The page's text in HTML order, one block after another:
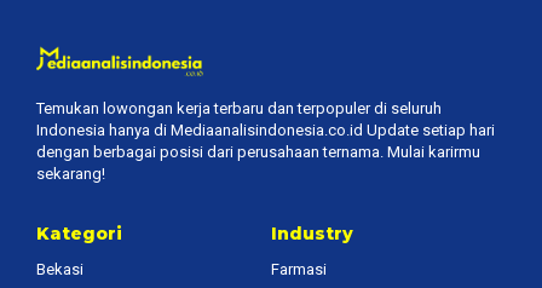
Temukan lowongan kerja terbaru dan terpopuler di seluruh
Indonesia hanya di Mediaanalisindonesia.co.id Update setiap hari
dengan berbagai posisi dari perusahaan ternama. Mulai karirmu
sekarang!
Kategori
Bekasi
Industry
Farmasi